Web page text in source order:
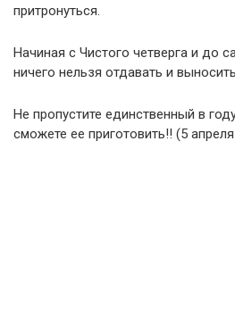
притронуться.
Начиная с Чистого четверга и до
ничего нельзя отдавать и
Не пропустите единственный в
сможете ее приготовить!! (5